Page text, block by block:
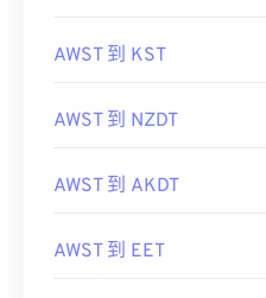
AWST 到 KST
AWST 到 NZDT
AWST 到 AKDT
AWST 到 EET